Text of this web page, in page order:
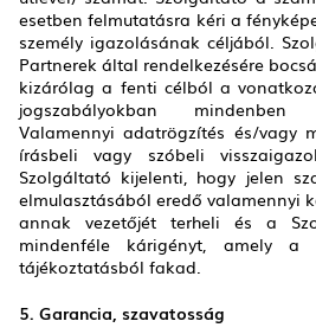
esetben felmutatásra kéri a
személy igazolásának céljából.
Partnerek által rendelkezésére
kizárólag a fenti célból a
jogszabályokban
Valamennyi adatrögzítés és/vagy
írásbeli vagy szóbeli
Szolgáltató kijelenti, hogy jelen
elmulasztásából eredő valamennyi
annak vezetőjét terheli és a
mindenféle kárigényt, amely a
tájékoztatásból fakad.
5. Garancia, szavatosság